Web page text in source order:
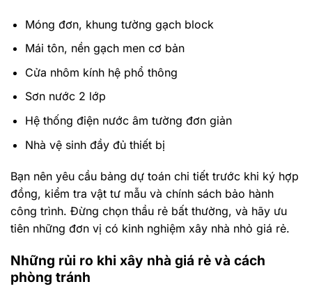
Móng đơn, khung tường gạch block
Mái tôn, nền gạch men cơ bản
Cửa nhôm kính hệ phổ thông
Sơn nước 2 lớp
Hệ thống điện nước âm tường đơn giản
Nhà vệ sinh đầy đủ thiết bị
Bạn nên yêu cầu bảng dự toán chi tiết trước khi ký hợp
đồng, kiểm tra vật tư mẫu và chính sách bảo hành
công trình. Đừng chọn thầu rẻ bất thường, và hãy ưu
tiên những đơn vị có kinh nghiệm xây nhà nhỏ giá rẻ.
Những rủi ro khi xây nhà giá rẻ và cách
phòng tránh